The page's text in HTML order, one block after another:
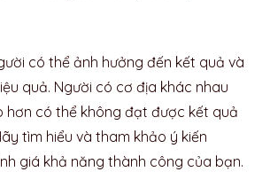
có thể ảnh hưởng đến kết quả và
quả. Người có cơ địa khác nhau
hơn có thể không đạt được kết quả
tìm hiểu và tham khảo ý kiến
giá khả năng thành công của bạn.